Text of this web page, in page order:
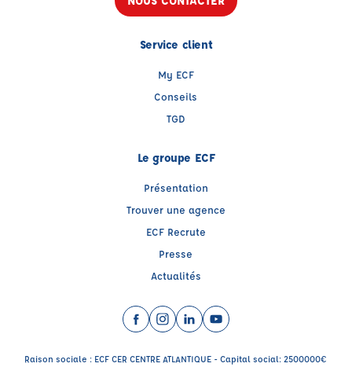
Service client
My ECF
Conseils
TGD
Le groupe ECF
Présentation
Trouver une agence
ECF Recrute
Presse
Actualités
Facebook (nouvelle fenêtre)
Instagram (nouvelle fenêtre)
LinkedIn (nouvelle fenêtre)
YouTube (nouvelle
Raison sociale : ECF CER CENTRE ATLANTIQUE - Capital social: 2500000€